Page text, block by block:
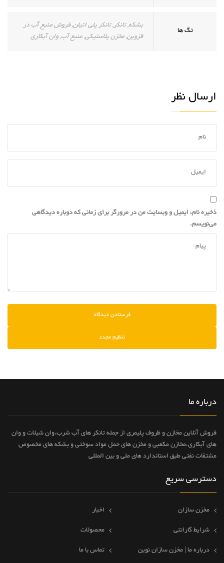
تگ ها
بشکه,تانکر,تانکر پلی اتیلن, فروش منبع آب در
قزوین, مخزن پلاستیکی, منبع آب, وان آبکاری
ارسال نظر
ذخیره نام، ایمیل و وبسایت من در مرورگر برای زمانی که دوباره دیدگاهی
می‌نویسم.
تنظیم مجدد
درباره ما
فروش آنلاین مخازن و ظروف پلیمری از جمله تانکر های آب شرب،وان شیلات و وان
های آبکاری،مخازن مکعبی و مخزن های حمل مواد سوختی و بشکه های مخصوص
مشتقات نفتی طبق استاندارد های ملی و بین المللی
دسترسی سریع
مخزن سازان اخبار
شرایط گارانتی محصولات
درباره ما | مخزن سازان نوین تماس با ما